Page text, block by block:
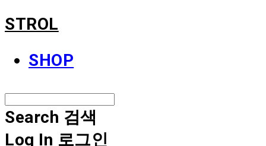
STROL
SHOP
Search 검색
Log In 로그인